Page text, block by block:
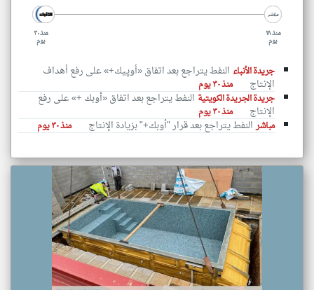
منذ ٣٠
يوم
منذ ٢٨
يوم
جريدة الأنباء النفط يتراجع بعد اتفاق «أوپيك+» على رفع أهداف
الإنتاج
منذ ٣٠ يوم
جريدة الجريدة الكويتية النفط يتراجع بعد اتفاق «أوبك +» على رفع
الإنتاج
منذ ٣٠ يوم
مباشر النفط يتراجع بعد قرار "أوبك+" بزيادة الإنتاج منذ ٣٠ يوم